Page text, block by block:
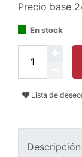
Precio base
En stock
Lista de
Descripción